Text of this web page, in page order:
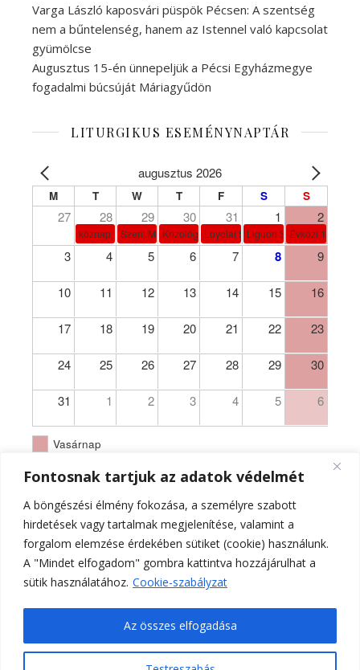
Fontosnak tartjuk az adatok védelmét
A böngészési élmény fokozása, a személyre szabott
hirdetések vagy tartalmak megjelenítése, valamint a
forgalom elemzése érdekében sütiket (cookie) használunk.
A "Mindet elfogadom" gombra kattintva hozzájárulhat a
sütik használatához. Cookie-szabályzat
Az összes elfogadása
Varga László kaposvári püspök Pécsen: A szentség
nem a bűntelenség, hanem az Istennel való kapcsolat
gyümölcse
Augusztus 15-én ünnepeljük a Pécsi Egyházmegye
fogadalmi búcsúját Máriagyűdön
LITURGIKUS ESEMÉNYNAPTÁR
augusztus 2026
M T W T F S S
27 28 29 30 31 1 2
köznap Szent Márta, Mária és Lázár
Krizológ Szent Péter
Loyolai Szent IgnácLiguori Szent Alfonz pk-et.
Évközi 18.
3 4 5 6 7 8 9
10 11 12 13 14 15 16
17 18 19 20 21 22 23
24 25 26 27 28 29 30
31 1 2 3 4 5 6
Vasárnap